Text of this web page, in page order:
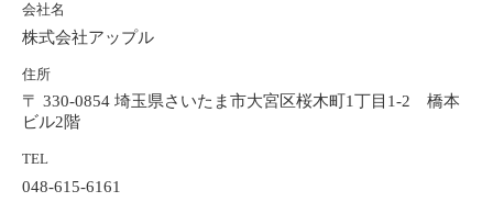
会社名
株式会社アップル
住所
〒 330-0854 埼玉県さいたま市大宮区桜木町1丁目1-2 橋本
ビル2階
TEL
048-615-6161